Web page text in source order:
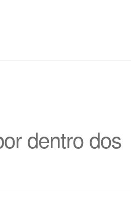
dentro dos